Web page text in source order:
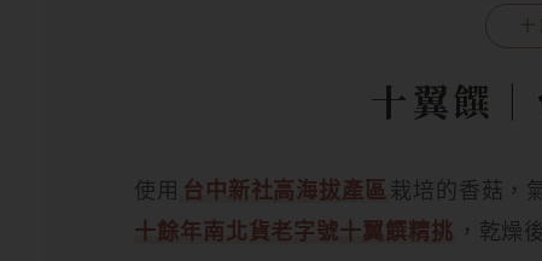
十翼饌
使用 台中新社高海拔產區栽培的香菇，
十餘年南北貨老字號十翼饌精挑 ，乾燥